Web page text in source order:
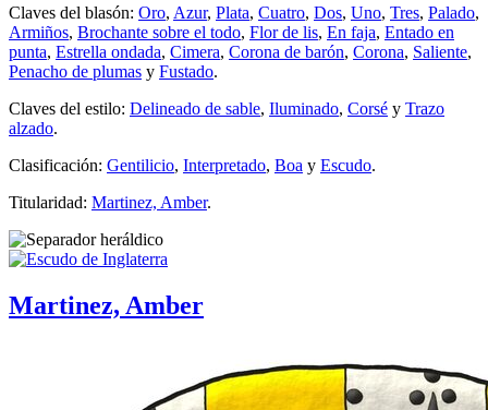
Claves del blasón: Oro, Azur, Plata, Cuatro, Dos, Uno, Tres, Palado,
Armiños, Brochante sobre el todo, Flor de lis, En faja, Entado en
punta, Estrella ondada, Cimera, Corona de barón, Corona, Saliente,
Penacho de plumas y Fustado.
Claves del estilo: Delineado de sable, Iluminado, Corsé y Trazo
alzado.
Clasificación: Gentilicio, Interpretado, Boa y Escudo.
Titularidad: Martinez, Amber.
Martinez, Amber